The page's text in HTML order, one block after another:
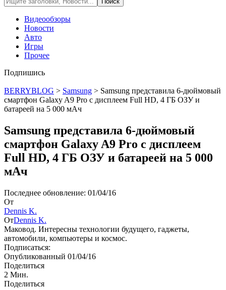
Видеообзоры
Новости
Авто
Игры
Прочее
Подпишись
BERRYBLOG > Samsung > Samsung представила 6-дюймовый
смартфон Galaxy A9 Pro с дисплеем Full HD, 4 ГБ ОЗУ и
батареей на 5 000 мАч
Samsung представила 6-дюймовый
смартфон Galaxy A9 Pro с дисплеем
Full HD, 4 ГБ ОЗУ и батареей на 5 000
мАч
Последнее обновление: 01/04/16
От
Dennis K.
ОтDennis K.
Маковод. Интересны технологии будущего, гаджеты,
автомобили, компьютеры и космос.
Подписаться:
Опубликованный 01/04/16
Поделиться
2 Мин.
Поделиться